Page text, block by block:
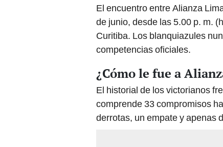
El encuentro entre Alianza
de junio, desde las 5.00 p. m.
Curitiba. Los blanquiazules
competencias oficiales.
¿Cómo le fue a
El historial de los victorianos
comprende 33 compromisos
derrotas, un empate y apenas